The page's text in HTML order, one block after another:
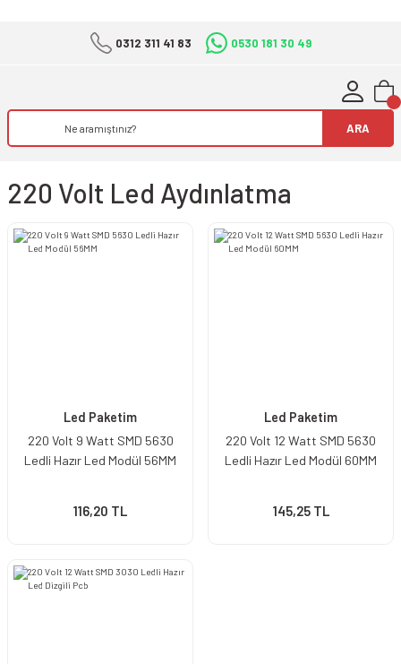
0312 311 41 83 0530 181 30 49
ARA
220 Volt Led Aydınlatma
Led Paketim
220 Volt 9 Watt SMD 5630
Ledli Hazır Led Modül 56MM
116,20 TL
Led Paketim
220 Volt 12 Watt SMD 5630
Ledli Hazır Led Modül 60MM
145,25 TL